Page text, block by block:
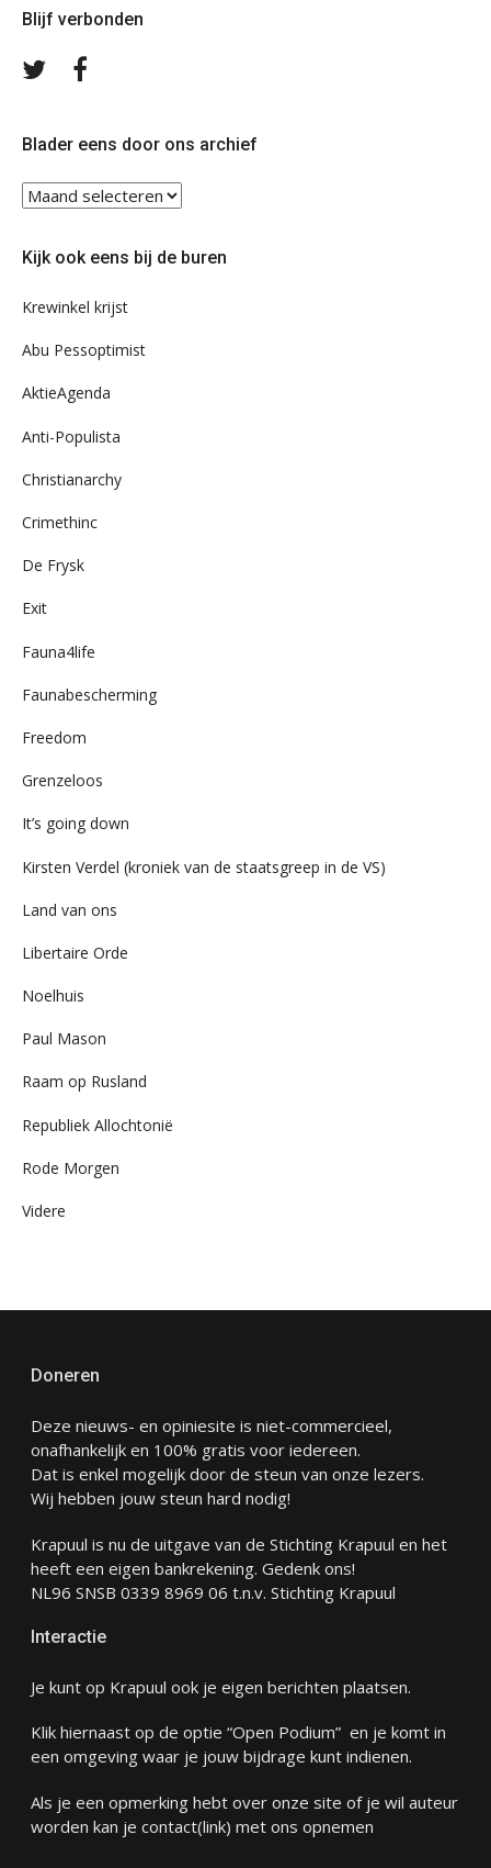
Blijf verbonden
Volg
Blader eens door ons archief
Blader
eens
ons
Kijk ook eens bij de buren
Krewinkel krijst
Abu Pessoptimist
AktieAgenda
Anti-Populista
Christianarchy
Crimethinc
De Frysk
Exit
Fauna4life
Faunabescherming
Freedom
Grenzeloos
It’s going down
Kirsten Verdel (kroniek van de staatsgreep in de VS)
Land van ons
Libertaire Orde
Noelhuis
Paul Mason
Raam op Rusland
Republiek Allochtonië
Rode Morgen
Videre
Doneren
Deze nieuws- en opiniesite is niet-commercieel,
onafhankelijk en 100% gratis voor iedereen.
Dat is enkel mogelijk door de steun van onze lezers.
Wij hebben jouw steun hard nodig!
Krapuul is nu de uitgave van de Stichting Krapuul en het
heeft een eigen bankrekening. Gedenk ons!
NL96 SNSB 0339 8969 06 t.n.v. Stichting Krapuul
Interactie
Je kunt op Krapuul ook je eigen berichten plaatsen.
Klik hiernaast op de optie “Open Podium” en je komt in
een omgeving waar je jouw bijdrage kunt indienen.
Als je een opmerking hebt over onze site of je wil auteur
worden kan je contact(link) met ons opnemen